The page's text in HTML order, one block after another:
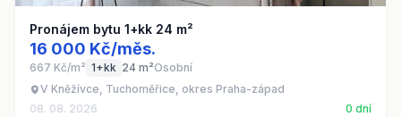
Pronájem bytu 1+kk 24 m²
16 000 Kč/měs.
667 Kč/m² 1+kk 24 m²Osobní
V Kněžívce, Tuchoměřice, okres Praha-západ
08. 08. 2026
0 dní